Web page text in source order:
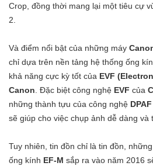
Crop, đồng thời mang lại một tiêu cự
2.
Và điểm nổi bật của những máy
chỉ dựa trên nền tảng hệ thống ống
khả năng cực kỳ tốt của EVF
Canon . Đặc biệt công nghệ EVF của
những thành tựu của công nghệ
sẽ giúp cho việc chụp ảnh dễ dàng và
Tuy nhiên, tin đồn chỉ là tin đồn,
ống kính EF-M sắp ra vào năm 2016